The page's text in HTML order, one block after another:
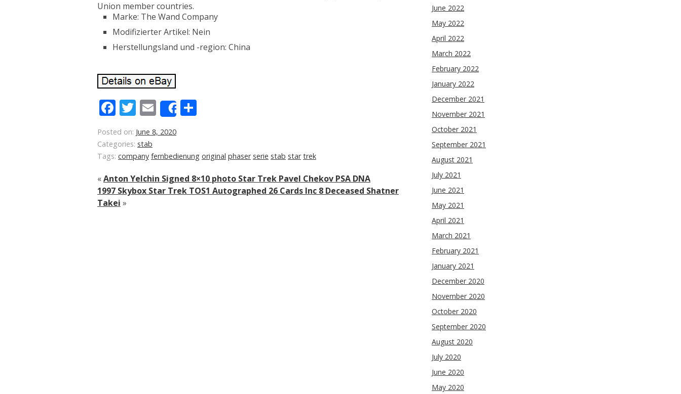
Union member countries.
Marke: The Wand Company
Modifizierter Artikel: Nein
Herstellungsland und -region: China
Facebook
Twitter
Email
Share
Posted on: June 8, 2020
Categories: stab
Tags: company fernbedienung original phaser serie stab star trek
«Anton Yelchin Signed 8×10 photo Star Trek Pavel Chekov PSA DNA
1997 Skybox Star Trek TOS1 Autographed 26 Cards Inc 8 Deceased Shatner
Takei »
June 2022
May 2022
April 2022
March 2022
February 2022
January 2022
December 2021
November 2021
October 2021
September 2021
August 2021
July 2021
June 2021
May 2021
April 2021
March 2021
February 2021
January 2021
December 2020
November 2020
October 2020
September 2020
August 2020
July 2020
June 2020
May 2020